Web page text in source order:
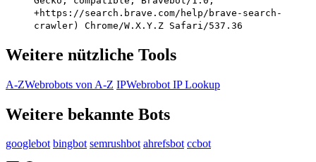
+https://search.brave.com/help/brave-search-
crawler) Chrome/W.X.Y.Z Safari/537.36
Weitere nützliche Tools
A-ZWebrobots von A-Z IPWebrobot IP Lookup
Weitere bekannte Bots
googlebot bingbot semrushbot ahrefsbot ccbot